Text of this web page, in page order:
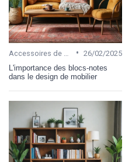
• 26/02/2025
L'importance des blocs-notes
dans le design de mobilier